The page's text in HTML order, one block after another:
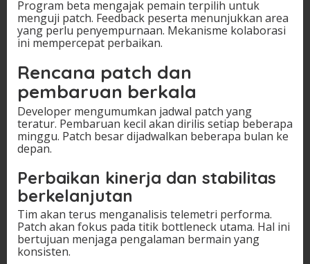
Program beta mengajak pemain terpilih untuk
menguji patch. Feedback peserta menunjukkan area
yang perlu penyempurnaan. Mekanisme kolaborasi
ini mempercepat perbaikan.
Rencana patch dan
pembaruan berkala
Developer mengumumkan jadwal patch yang
teratur. Pembaruan kecil akan dirilis setiap beberapa
minggu. Patch besar dijadwalkan beberapa bulan ke
depan.
Perbaikan kinerja dan stabilitas
berkelanjutan
Tim akan terus menganalisis telemetri performa.
Patch akan fokus pada titik bottleneck utama. Hal ini
bertujuan menjaga pengalaman bermain yang
konsisten.